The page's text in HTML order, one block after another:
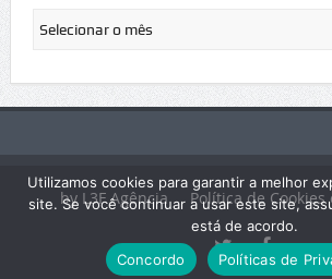
Arquivos
by L3F Agência Política de Cookies
Utilizamos cookies para garantir a melhor
site. Se você continuar a usar este site,
está de acordo.
Concordo
Políticas de